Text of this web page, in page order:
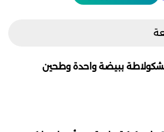
ببيضة واحدة وطحين